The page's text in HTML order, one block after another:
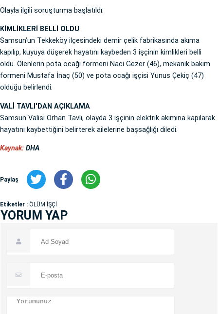
Olayla ilgili soruşturma başlatıldı.
KİMLİKLERİ BELLİ OLDU
Samsun’un Tekkeköy ilçesindeki demir çelik fabrikasında akıma
kapılıp, kuyuya düşerek hayatını kaybeden 3 işçinin kimlikleri belli
oldu. Ölenlerin pota ocağı formeni Naci Gezer (46), mekanik bakım
formeni Mustafa İnaç (50) ve pota ocağı işçisi Yunus Çekiç (47)
olduğu belirlendi.
VALİ TAVLI'DAN AÇIKLAMA
Samsun Valisi Orhan Tavlı, olayda 3 işçinin elektrik akımına kapılarak
hayatını kaybettiğini belirterek ailelerine başsağlığı diledi.
Kaynak: DHA
Paylaş
Etiketler : ÖLÜM İŞÇİ
YORUM YAP